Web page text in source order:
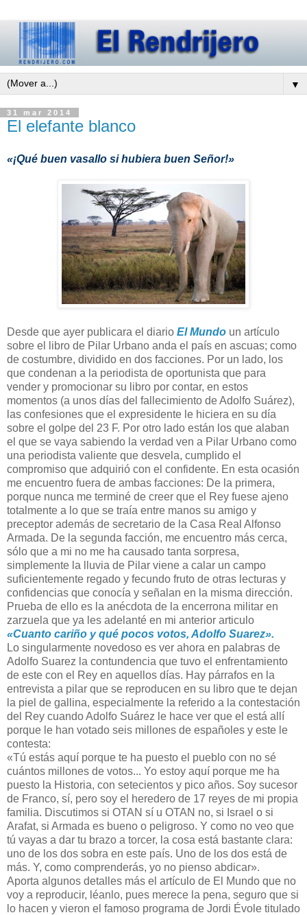
▼
31 mar 2014
El elefante blanco
«¡Qué buen vasallo si hubiera buen Señor!»
Desde que ayer publicara el diario El Mundo un artículo
sobre el libro de Pilar Urbano anda el país en ascuas; como
de costumbre, dividido en dos facciones. Por un lado, los
que condenan a la periodista de oportunista que para
vender y promocionar su libro por contar, en estos
momentos (a unos días del fallecimiento de Adolfo Suárez),
las confesiones que el expresidente le hiciera en su día
sobre el golpe del 23 F. Por otro lado están los que alaban
el que se vaya sabiendo la verdad ven a Pilar Urbano como
una periodista valiente que desvela, cumplido el
compromiso que adquirió con el confidente. En esta ocasión
me encuentro fuera de ambas facciones: De la primera,
porque nunca me terminé de creer que el Rey fuese ajeno
totalmente a lo que se traía entre manos su amigo y
preceptor además de secretario de la Casa Real Alfonso
Armada. De la segunda facción, me encuentro más cerca,
sólo que a mi no me ha causado tanta sorpresa,
simplemente la lluvia de Pilar viene a calar un campo
suficientemente regado y fecundo fruto de otras lecturas y
confidencias que conocía y señalan en la misma dirección.
Prueba de ello es la anécdota de la encerrona militar en
zarzuela que ya les adelanté en mi anterior articulo
«Cuanto cariño y qué pocos votos, Adolfo Suarez».
Lo singularmente novedoso es ver ahora en palabras de
Adolfo Suarez la contundencia que tuvo el enfrentamiento
de este con el Rey en aquellos días. Hay párrafos en la
entrevista a pilar que se reproducen en su libro que te dejan
la piel de gallina, especialmente la referido a la contestación
del Rey cuando Adolfo Suárez le hace ver que el está allí
porque le han votado seis millones de españoles y este le
contesta:
«Tú estás aquí porque te ha puesto el pueblo con no sé
cuántos millones de votos... Yo estoy aquí porque me ha
puesto la Historia, con setecientos y pico años. Soy sucesor
de Franco, sí, pero soy el heredero de 17 reyes de mi propia
familia. Discutimos si OTAN sí u OTAN no, si Israel o si
Arafat, si Armada es bueno o peligroso. Y como no veo que
tú vayas a dar tu brazo a torcer, la cosa está bastante clara:
uno de los dos sobra en este país. Uno de los dos está de
más. Y, como comprenderás, yo no pienso abdicar».
Aporta algunos detalles más el artículo de El Mundo que no
voy a reproducir, léanlo, pues merece la pena, seguro que si
lo hacen y vieron el famoso programa de Jordi Évole titulado